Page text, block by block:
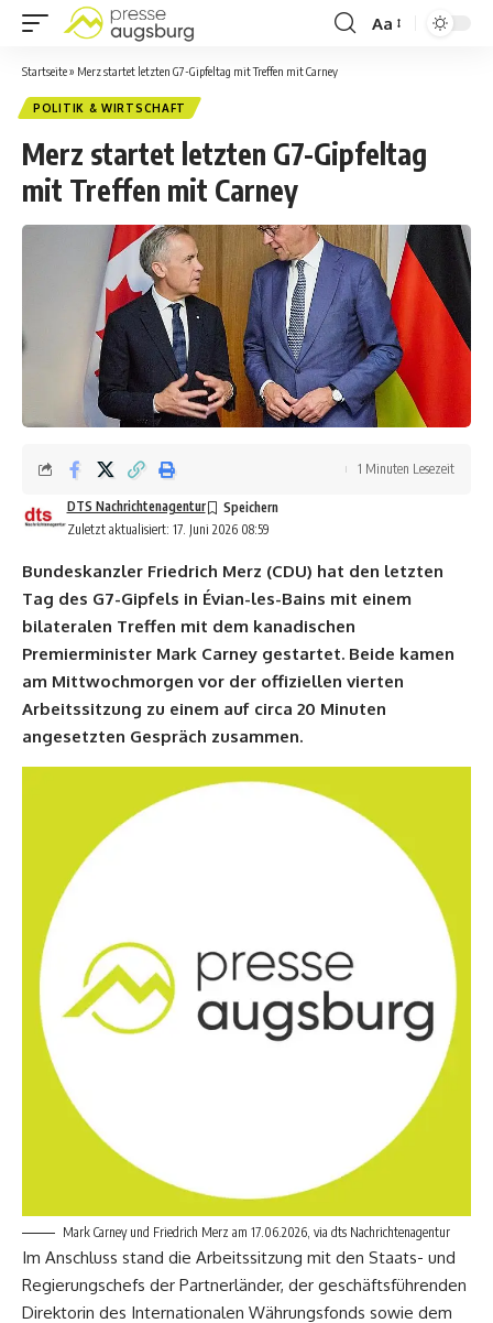
Aa
Startseite» Merz startet letzten G7-Gipfeltag mit Treffen mit Carney
POLITIK & WIRTSCHAFT
Merz startet letzten G7-Gipfeltag
mit Treffen mit Carney
Zuletzt aktualisiert: 17. Juni 2026 08:59
DTS Nachrichtenagentur
1 Minuten Lesezeit
Bundeskanzler Friedrich Merz (CDU) hat den letzten
Tag des G7-Gipfels in Évian-les-Bains mit einem
bilateralen Treffen mit dem kanadischen
Premierminister Mark Carney gestartet. Beide kamen
am Mittwochmorgen vor der offiziellen vierten
Arbeitssitzung zu einem auf circa 20 Minuten
angesetzten Gespräch zusammen.
Mark Carney und Friedrich Merz am 17.06.2026, via dts Nachrichtenagentur
Im Anschluss stand die Arbeitssitzung mit den Staats- und
Regierungschefs der Partnerländer, der geschäftsführenden
Direktorin des Internationalen Währungsfonds sowie dem